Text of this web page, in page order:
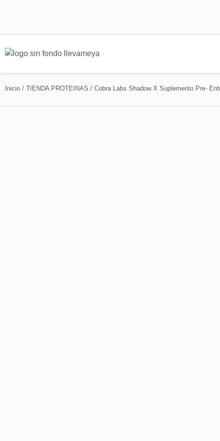
Inicio / TIENDA PROTEINAS / Cobra Labs Shadow X Suplemento Pre-